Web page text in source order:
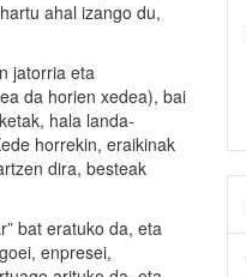
ahal izango du,
jatorria eta
da horien xedea), bai
hala landa-
horrekin, eraikinak
dira, besteak
bat eratuko da, eta
enpresei,